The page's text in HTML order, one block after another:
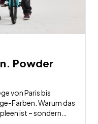
Powder
von Paris bis
Farben. Warum das
ist – sondern